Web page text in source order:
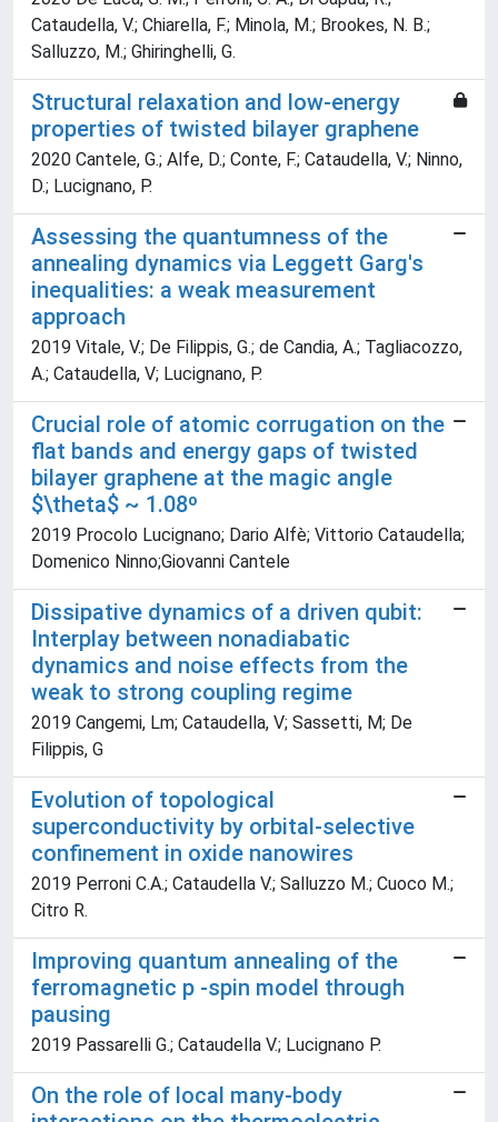
Cataudella, V.; Chiarella, F.; Minola, M.; Brookes, N. B.;
Salluzzo, M.; Ghiringhelli, G.
Structural relaxation and low-energy
properties of twisted bilayer graphene
2020 Cantele, G.; Alfe, D.; Conte, F.; Cataudella, V.; Ninno,
D.; Lucignano, P.
Assessing the quantumness of the
annealing dynamics via Leggett Garg's
inequalities: a weak measurement
approach
2019 Vitale, V.; De Filippis, G.; de Candia, A.; Tagliacozzo,
A.; Cataudella, V; Lucignano, P.
Crucial role of atomic corrugation on the
flat bands and energy gaps of twisted
bilayer graphene at the magic angle
$\theta$ ~ 1.08º
2019 Procolo Lucignano; Dario Alfè; Vittorio Cataudella;
Domenico Ninno;Giovanni Cantele
Dissipative dynamics of a driven qubit:
Interplay between nonadiabatic
dynamics and noise effects from the
weak to strong coupling regime
2019 Cangemi, Lm; Cataudella, V; Sassetti, M; De
Filippis, G
Evolution of topological
superconductivity by orbital-selective
confinement in oxide nanowires
2019 Perroni C.A.; Cataudella V.; Salluzzo M.; Cuoco M.;
Citro R.
Improving quantum annealing of the
ferromagnetic p -spin model through
pausing
2019 Passarelli G.; Cataudella V.; Lucignano P.
On the role of local many-body